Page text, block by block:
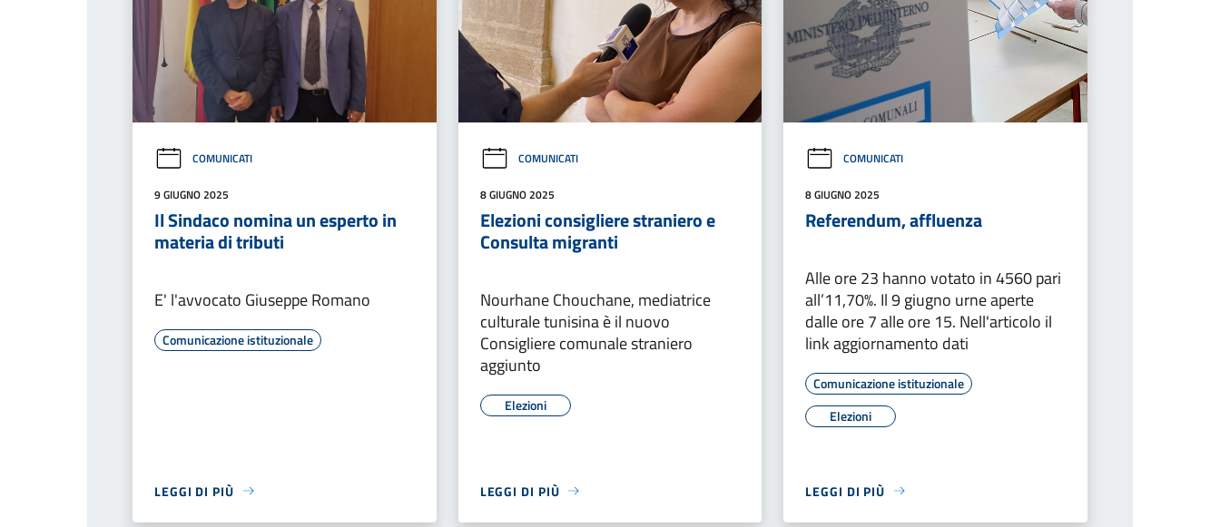
COMUNICATI
9 GIUGNO 2025
Il Sindaco nomina un esperto in
materia di tributi
E' l'avvocato Giuseppe Romano
Comunicazione istituzionale
LEGGI DI PIÙ
COMUNICATI
8 GIUGNO 2025
Elezioni consigliere straniero e
Consulta migranti
Nourhane Chouchane, mediatrice
culturale tunisina è il nuovo
Consigliere comunale straniero
aggiunto
Elezioni
LEGGI DI PIÙ
COMUNICATI
8 GIUGNO 2025
Referendum, affluenza
Alle ore 23 hanno votato in 4560 pari
all’11,70%. Il 9 giugno urne aperte
dalle ore 7 alle ore 15. Nell'articolo il
link aggiornamento dati
Comunicazione istituzionale
Elezioni
LEGGI DI PIÙ